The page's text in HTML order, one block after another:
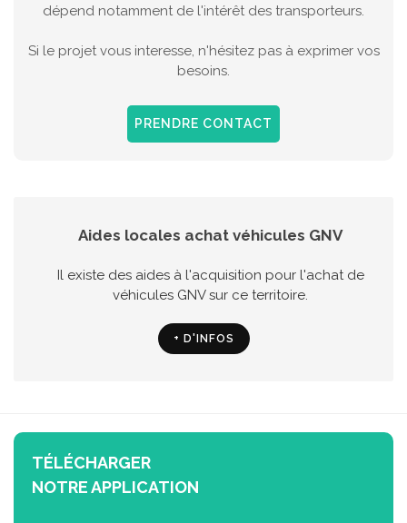
dépend notamment de l'intérêt des transporteurs.
Si le projet vous interesse, n'hésitez pas à exprimer vos
besoins.
PRENDRE CONTACT
Aides locales achat véhicules GNV
Il existe des aides à l'acquisition pour l'achat de
véhicules GNV sur ce territoire.
+ D'INFOS
TÉLÉCHARGER
NOTRE APPLICATION